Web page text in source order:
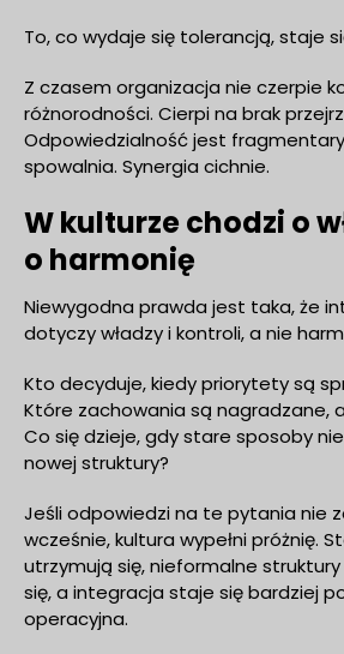
To, co wydaje się tolerancją, staje
Z czasem organizacja nie czerpie
różnorodności. Cierpi na brak
Odpowiedzialność jest
spowalnia. Synergia cichnie.
W kulturze chodzi o
o harmonię
Niewygodna prawda jest taka, że
dotyczy władzy i kontroli, a nie
Kto decyduje, kiedy priorytety są
Które zachowania są nagradzane,
Co się dzieje, gdy stare sposoby
nowej struktury?
Jeśli odpowiedzi na te pytania nie
wcześnie, kultura wypełni próżnię.
utrzymują się, nieformalne
się, a integracja staje się bardziej
operacyjna.